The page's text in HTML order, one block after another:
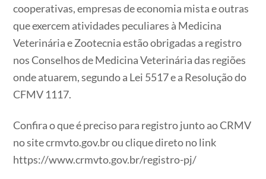
cooperativas, empresas de economia mista e outras
que exercem atividades peculiares à Medicina
Veterinária e Zootecnia estão obrigadas a registro
nos Conselhos de Medicina Veterinária das regiões
onde atuarem, segundo a Lei 5517 e a Resolução do
CFMV 1117.
Confira o que é preciso para registro junto ao CRMV
no site crmvto.gov.br ou clique direto no link
https://www.crmvto.gov.br/registro-pj/